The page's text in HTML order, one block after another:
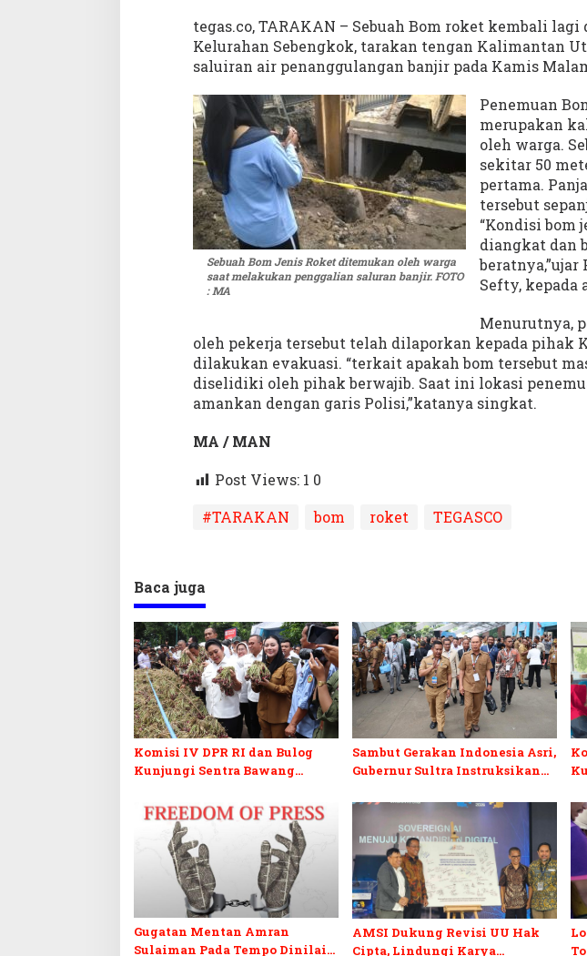
B
o
m
o
e
t
tegas.co, TARAKAN – Sebuah Bom roket kembali
Kelurahan Sebengkok, tarakan tengan Kalimantan
saluiran air penanggulangan banjir pada Kamis
Sebuah Bom Jenis Roket ditemukan oleh warga
saat melakukan penggalian saluran banjir. FOTO
: MA
Penemuan
merupakan
oleh warga.
sekitar 50
pertama.
tersebut
“Kondisi bom
diangkat dan
Sefty, kepada
Menurutnya,
oleh pekerja tersebut telah dilaporkan kepada pihak
dilakukan evakuasi. “terkait apakah bom tersebut
diselidiki oleh pihak berwajib. Saat ini lokasi
amankan dengan garis Polisi,”katanya singkat.
MA / MAN
Post Views: 1 0
#TARAKAN
bom roket TEGASCO
Baca juga
Komisi IV DPR RI dan Bulog
Kunjungi Sentra Bawang
Ekspor
Sambut Gerakan Indonesia Asri,
Gubernur Sultra Instruksikan
Semrawut
Gugatan Mentan Amran
Sulaiman Pada Tempo Dinilai
AMSI Dukung Revisi UU Hak
Cipta, Lindungi Karya